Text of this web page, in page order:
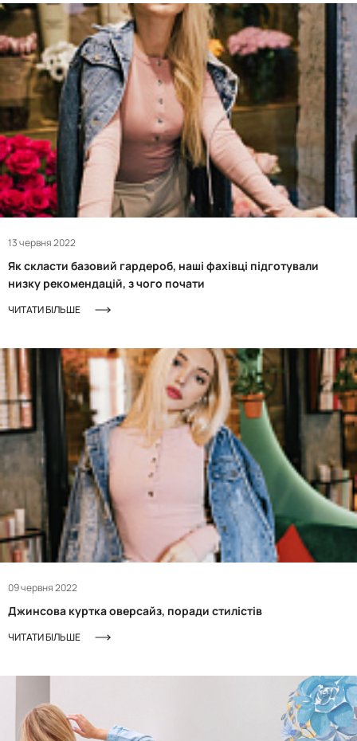
13 червня 2022
Як скласти базовий гардероб, наші фахівці підготували
низку рекомендацій, з чого почати
ЧИТАТИ БІЛЬШЕ
09 червня 2022
Джинсова куртка оверсайз, поради стилістів
ЧИТАТИ БІЛЬШЕ